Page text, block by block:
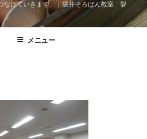
なげていきます。｜袋井そろばん教室｜磐
メニュー